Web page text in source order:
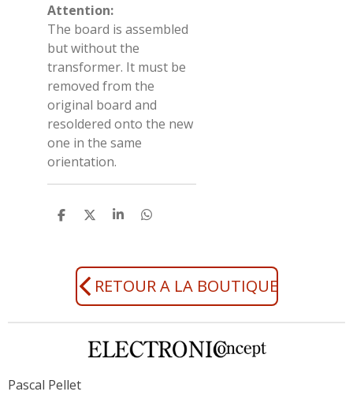
Attention:
The board is assembled
but without the
transformer. It must be
removed from the
original board and
resoldered onto the new
one in the same
orientation.
P
P
a
g
e
r
P
a
g
e
r
P
a
g
e
r
RETOUR A LA BOUTIQUE
Pascal Pellet